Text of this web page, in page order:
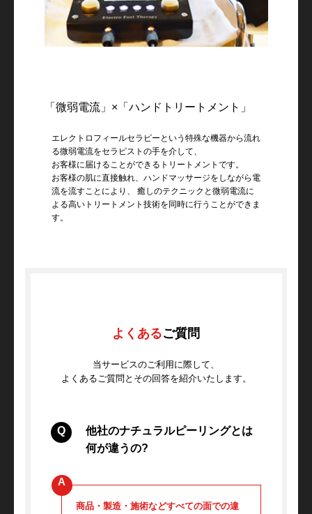
「微弱電流」×「ハンドトリートメント」
エレクトロフィールセラピーという特殊な機器から流れ
る微弱電流をセラピストの手を介して、
お客様に届けることができるトリートメントです。
お客様の肌に直接触れ、ハンドマッサージをしながら電
流を流すことにより、
癒しのテクニックと微弱電流に
よる高いトリートメント技術を同時に行うことができま
す。
よくあるご質問
当サービスのご利用に際して、
よくあるご質問とその回答を紹介いたします。
他社のナチュラルピーリングとは
何が違うの?
商品・製造・施術などすべての面での違